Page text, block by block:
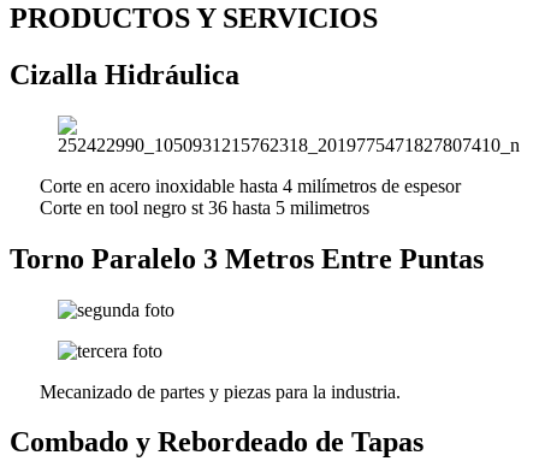
PRODUCTOS Y SERVICIOS
Cizalla Hidráulica
Corte en acero inoxidable hasta 4 milímetros de espesor
Corte en tool negro st 36 hasta 5 milimetros
Torno Paralelo 3 Metros Entre Puntas
Mecanizado de partes y piezas para la industria.
Combado y Rebordeado de Tapas